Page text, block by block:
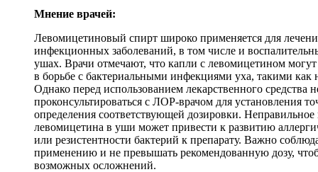
Мнение врачей:
Левомицетиновый спирт широко применяется для
инфекционных заболеваний, в том числе и
ушах. Врачи отмечают, что капли с левомицетином
в борьбе с бактериальными инфекциями уха, такими как
Однако перед использованием лекарственного средства
проконсультироваться с ЛОР-врачом для установления
определения соответствующей дозировки.
левомицетина в уши может привести к развитию
или резистентности бактерий к препарату. Важно
применению и не превышать рекомендованную дозу,
возможных осложнений.